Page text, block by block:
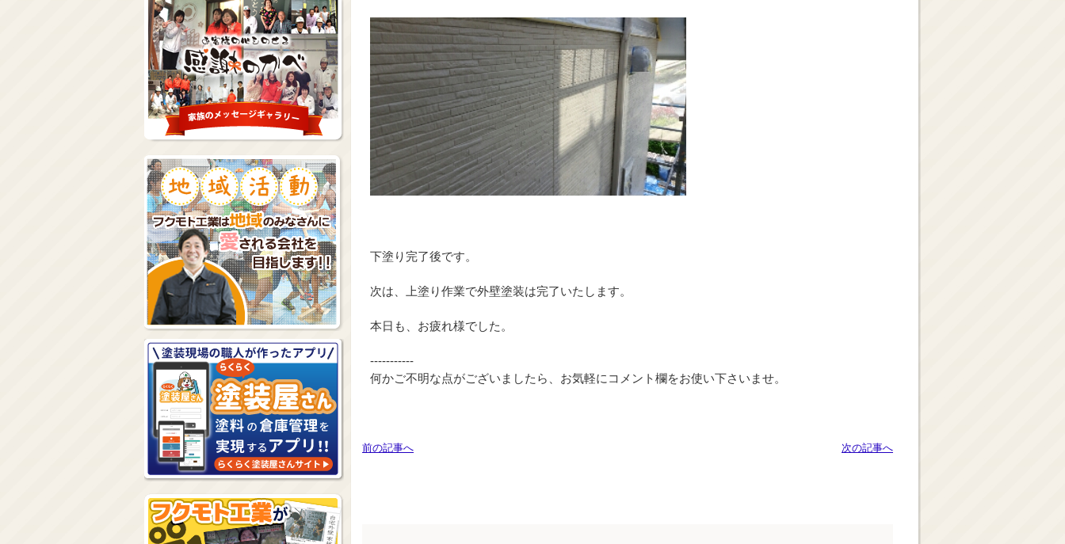
下塗り完了後です。
次は、上塗り作業で外壁塗装は完了いたします。
本日も、お疲れ様でした。
‐‐‐‐‐‐‐‐‐‐‐
何かご不明な点がございましたら、お気軽にコメント欄をお使い下さいませ。
次の記事へ
前の記事へ